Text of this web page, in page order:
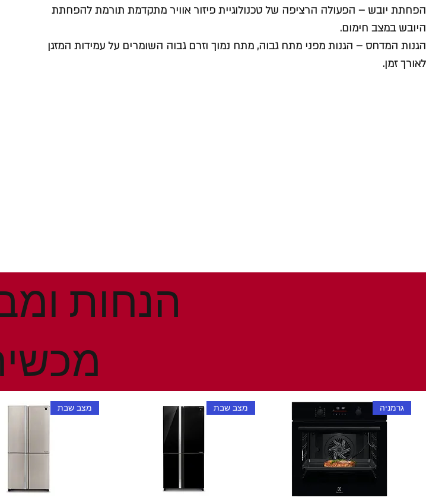
הפחתת יובש – הפעולה הרציפה של טכנולוגיית פיזור אוויר מתקדמת תורמת להפחתת
היובש במצב חימום.
הגנות המדחס – הגנות מפני מתח גבוה, מתח נמוך וזרם גבוה השומרים על עמידות המזגן
לאורך זמן.
גרמניה מצב שבת מצב שבת